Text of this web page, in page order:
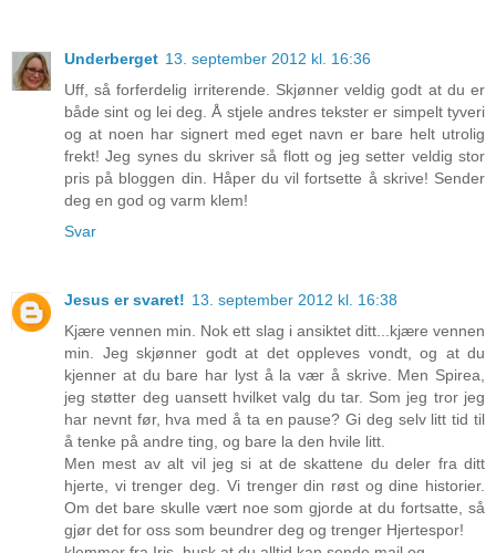
Underberget 13. september 2012 kl. 16:36
Uff, så forferdelig irriterende. Skjønner veldig godt at du er
både sint og lei deg. Å stjele andres tekster er simpelt tyveri
og at noen har signert med eget navn er bare helt utrolig
frekt! Jeg synes du skriver så flott og jeg setter veldig stor
pris på bloggen din. Håper du vil fortsette å skrive! Sender
deg en god og varm klem!
Svar
Jesus er svaret! 13. september 2012 kl. 16:38
Kjære vennen min. Nok ett slag i ansiktet ditt...kjære vennen
min. Jeg skjønner godt at det oppleves vondt, og at du
kjenner at du bare har lyst å la vær å skrive. Men Spirea,
jeg støtter deg uansett hvilket valg du tar. Som jeg tror jeg
har nevnt før, hva med å ta en pause? Gi deg selv litt tid til
å tenke på andre ting, og bare la den hvile litt.
Men mest av alt vil jeg si at de skattene du deler fra ditt
hjerte, vi trenger deg. Vi trenger din røst og dine historier.
Om det bare skulle vært noe som gjorde at du fortsatte, så
gjør det for oss som beundrer deg og trenger Hjertespor!